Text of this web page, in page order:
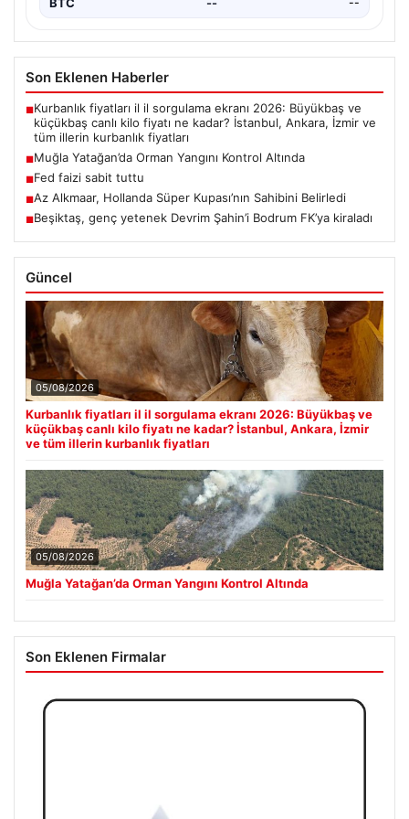
Son Eklenen Haberler
■Kurbanlık fiyatları il il sorgulama ekranı 2026: Büyükbaş ve
küçükbaş canlı kilo fiyatı ne kadar? İstanbul, Ankara, İzmir ve
tüm illerin kurbanlık fiyatları
■Muğla Yatağan’da Orman Yangını Kontrol Altında
■Fed faizi sabit tuttu
■Az Alkmaar, Hollanda Süper Kupası’nın Sahibini Belirledi
■Beşiktaş, genç yetenek Devrim Şahin’i Bodrum FK’ya kiraladı
Güncel
05/08/2026
Kurbanlık fiyatları il il sorgulama ekranı 2026: Büyükbaş ve
küçükbaş canlı kilo fiyatı ne kadar? İstanbul, Ankara, İzmir
ve tüm illerin kurbanlık fiyatları
05/08/2026
Muğla Yatağan’da Orman Yangını Kontrol Altında
Son Eklenen Firmalar